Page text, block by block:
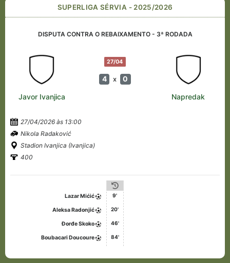
SUPERLIGA SÉRVIA - 2025/2026
DISPUTA CONTRA O REBAIXAMENTO - 3ª RODADA
27/04
4 x 0
Javor Ivanjica Napredak
27/04/2026 às 13:00
Nikola Radaković
Stadion Ivanjica (Ivanjica)
400
Lazar Mićić 9'
Aleksa Radonjić 20'
Đorđe Skoko 46'
Boubacari Doucoure 84'